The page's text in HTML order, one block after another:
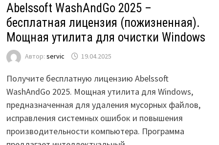
Abelssoft WashAndGo 2025 –
бесплатная лицензия (пожизненная).
Мощная утилита для очистки Windows
Автор: servic 19.04.2025
Получите бесплатную лицензию Abelssoft
WashAndGo 2025. Мощная утилита для Windows,
предназначенная для удаления мусорных файлов,
исправления системных ошибок и повышения
производительности компьютера. Программа